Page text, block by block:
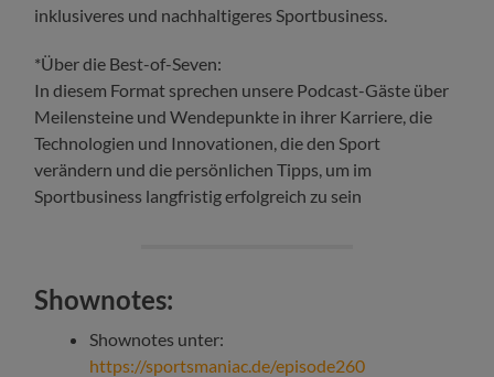
inklusiveres und nachhaltigeres Sportbusiness.
*Über die Best-of-Seven:
In diesem Format sprechen unsere Podcast-Gäste über
Meilensteine und Wendepunkte in ihrer Karriere, die
Technologien und Innovationen, die den Sport
verändern und die persönlichen Tipps, um im
Sportbusiness langfristig erfolgreich zu sein
Shownotes:
Shownotes unter:
https://sportsmaniac.de/episode260